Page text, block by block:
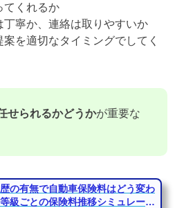
てくれるか
丁寧か、連絡は取りやすいか
を適切なタイミングでしてく
せられるかどうかが重要な
の有無で自動車保険料はどう変わ
級ごとの保険料推移シミュレーシ